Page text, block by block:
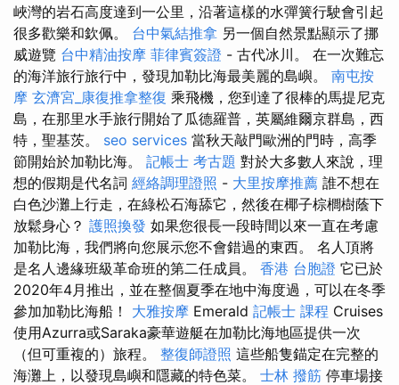
峽灣的岩石高度達到一公里，沿著這樣的水彈簧行駛會引起
很多歡樂和欽佩。 台中氣結推拿 另一個自然景點顯示了挪
威遊覽 台中精油按摩 菲律賓簽證 - 古代冰川。 在一次難忘
的海洋旅行旅行中，發現加勒比海最美麗的島嶼。 南屯按
摩 玄濟宮_康復推拿整復 乘飛機，您到達了很棒的馬提尼克
島，在那里水手旅行開始了瓜德羅普，英屬維爾京群島，西
特，聖基茨。 seo services 當秋天敲門歐洲的門時，高季
節開始於加勒比海。 記帳士 考古題 對於大多數人來說，理
想的假期是代名詞 經絡調理證照 - 大里按摩推薦 誰不想在
白色沙灘上行走，在綠松石海舔它，然後在椰子棕櫚樹蔭下
放鬆身心？ 護照換發 如果您很長一段時間以來一直在考慮
加勒比海，我們將向您展示您不會錯過的東西。 名人頂將
是名人邊緣班級革命班的第二任成員。 香港 台胞證 它已於
2020年4月推出，並在整個夏季在地中海度過，可以在冬季
參加加勒比海船！ 大雅按摩 Emerald 記帳士 課程 Cruises
使用Azurra或Saraka豪華遊艇在加勒比海地區提供一次
（但可重複的）旅程。 整復師證照 這些船隻錨定在完整的
海灘上，以發現島嶼和隱藏的特色菜。 士林 撥筋 停車場接